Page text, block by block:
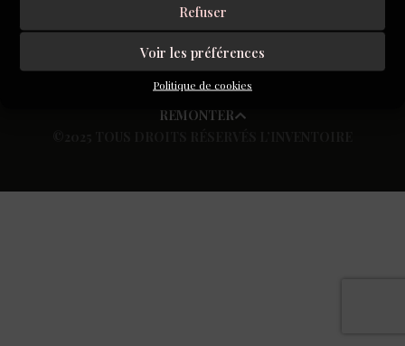
Refuser
Voir les préférences
Politique de cookies
REMONTER